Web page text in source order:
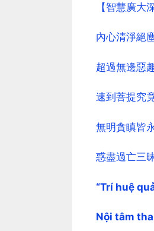
【智慧廣大
內心清淨絕
超過無邊惡
速到菩提究
無明貪瞋皆
惑盡過亡三
“Trí huệ
Nội tâm